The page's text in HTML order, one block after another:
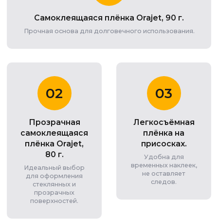
Самоклеящаяся плёнка Orajet, 90 г.
Прочная основа для долговечного использования.
02
Прозрачная
самоклеящаяся
плёнка Orajet,
80 г.
Идеальный выбор
для оформления
стеклянных и
прозрачных
поверхностей.
03
Легкосъёмная
плёнка на
присосках.
Удобна для
временных наклеек,
не оставляет
следов.